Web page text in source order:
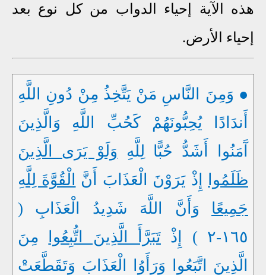
هذه الآية إحياء الدواب من كل نوع بعد
إحياء الأرض.
● وَمِنَ النَّاسِ مَنْ يَتَّخِذُ مِنْ دُونِ اللَّهِ
أَندَادًا يُحِبُّونَهُمْ كَحُبِّ اللَّهِ وَالَّذِينَ
آَمَنُوا أَشَدُّ حُبًّا لِلَّهِ وَلَوْ يَرَى الَّذِينَ
ظَلَمُوا
إِذْ يَرَوْنَ الْعَذَابَ أَنَّ
الْقُوَّةَ لِلَّهِ
جَمِيعًا وَأَنَّ اللَّهَ شَدِيدُ الْعَذَابِ (
١٦٥-٢ ) إِذْ
تَبَرَّأَ الَّذِينَ اتُّبِعُوا
مِنَ
الَّذِينَ اتَّبَعُوا وَرَأَوُا الْعَذَابَ وَتَقَطَّعَتْ